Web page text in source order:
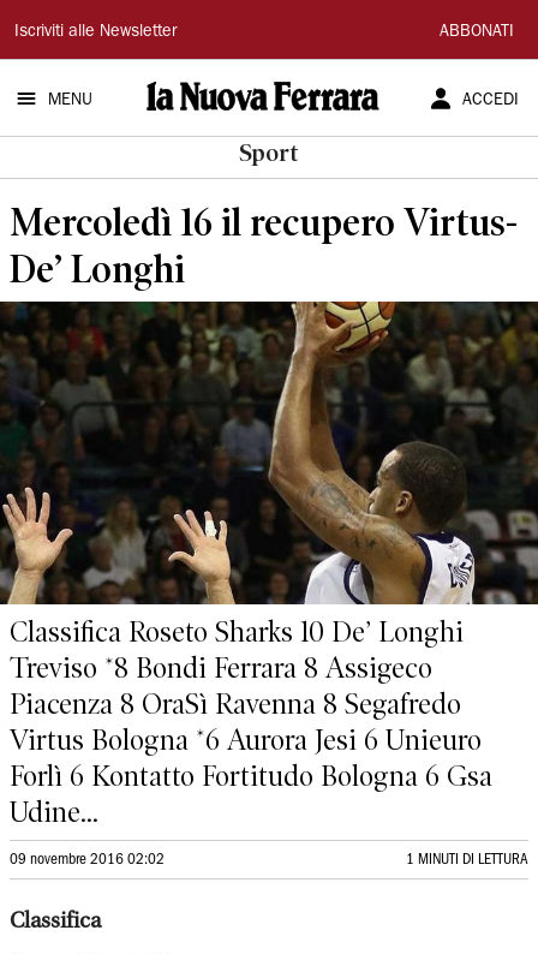
La
Nuova
Ferrara
Iscriviti alle Newsletter ABBONATI
MENU ACCEDI
Sport
Mercoledì 16 il recupero Virtus-
De’ Longhi
Classifica Roseto Sharks 10 De’ Longhi
Treviso *8 Bondi Ferrara 8 Assigeco
Piacenza 8 OraSì Ravenna 8 Segafredo
Virtus Bologna *6 Aurora Jesi 6 Unieuro
Forlì 6 Kontatto Fortitudo Bologna 6 Gsa
Udine...
09 novembre 2016 02:02 1 MINUTI DI LETTURA
Classifica